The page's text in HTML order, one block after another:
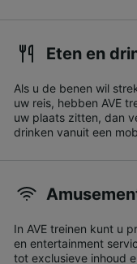
Eten en
Als u de benen wil
uw reis, hebben AVE
uw plaats zitten, dan
drinken vanuit een
In AVE treinen kunt u
en entertainment
tot exclusieve inhoud